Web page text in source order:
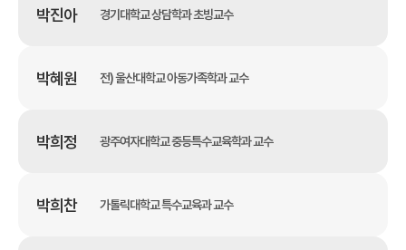
박진아 경기대학교 상담학과 초빙교수
박혜원 전) 울산대학교 아동가족학과 교수
박희정 광주여자대학교 중등특수교육학과 교수
박희찬 가톨릭대학교 특수교육과 교수